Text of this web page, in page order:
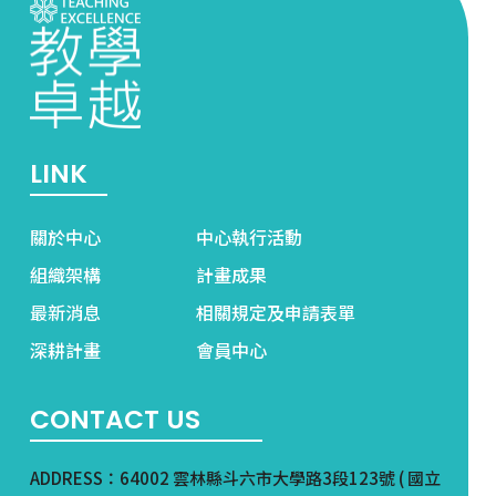
LINK
關於中心
中心執行活動
組織架構
計畫成果
最新消息
相關規定及申請表單
深耕計畫
會員中心
CONTACT US
ADDRESS：64002 雲林縣斗六市大學路3段123號 ( 國立